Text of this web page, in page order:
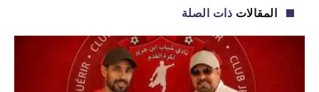
المقالات ذات الصلة